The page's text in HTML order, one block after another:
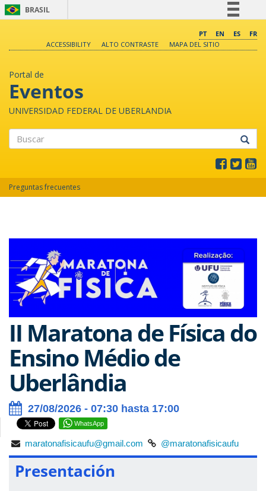
BRASIL
Comunica BR
PT EN ES
FR
ACCESSIBILITY
ALTO CONTRASTE MAPA DEL SITIO
Portal de
Eventos
UNIVERSIDAD FEDERAL DE UBERLANDIA
Preguntas frecuentes
II Maratona de Física do
Ensino Médio de
Uberlândia
27/08/2026 - 07:30 hasta 17:00
WhatsApp
maratonafisicaufu@gmail.com @maratonafisicaufu
Presentación